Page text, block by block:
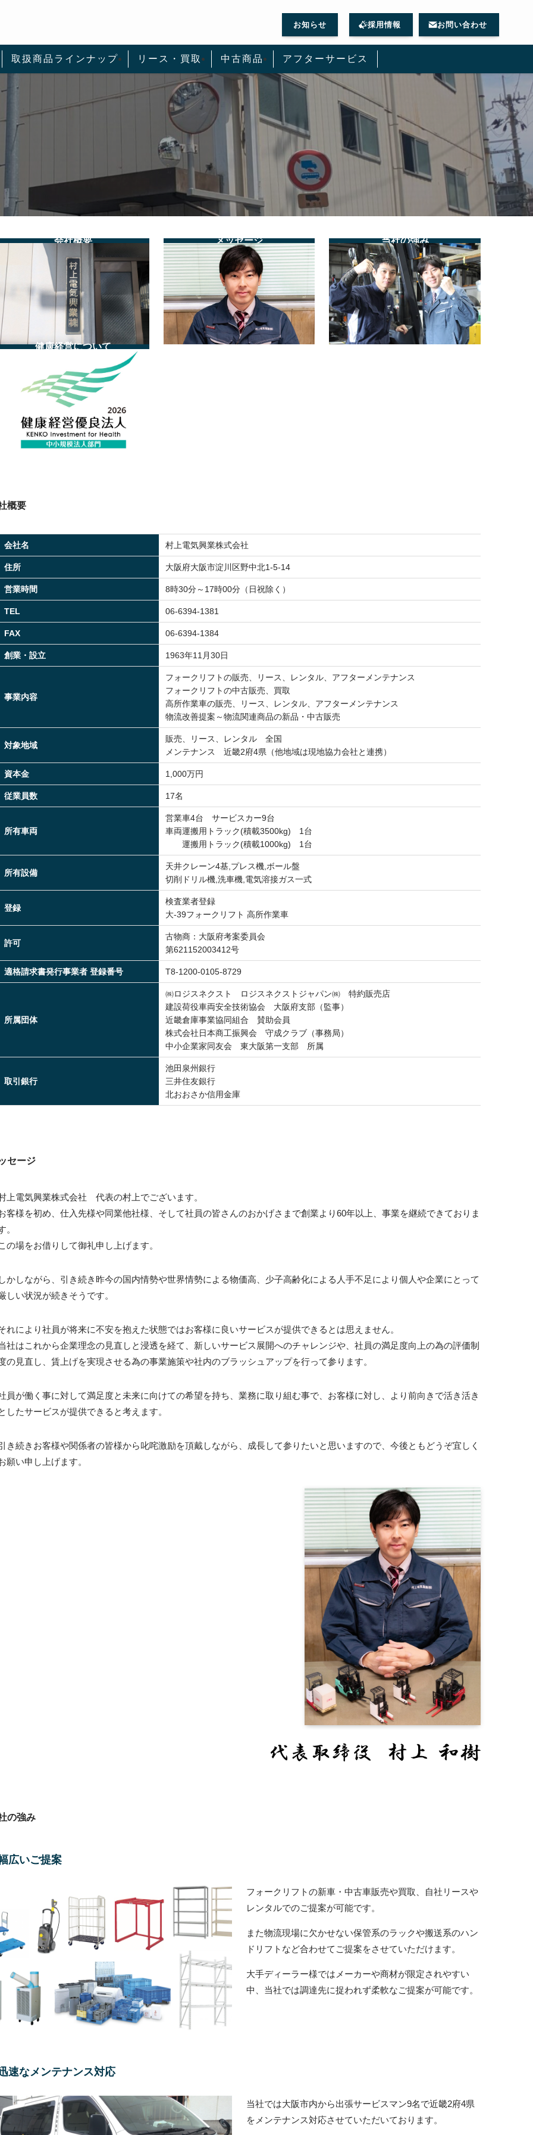
取扱商品ラインナップ リース・買取 中古商品 アフターサービス
お知らせ 採用情報 お問い合わせ
会社概要 メッセージ
グ
ル
ー
プ
リ
ン
ク
当社の強み
グ
ル
ー
プ
リ
ン
ク
健康経営について
概要
会社名 村上電気興業株式会社
住所 大阪府大阪市淀川区野中北1-5-14
営業時間 8時30分～17時00分（日祝除く）
TEL 06-6394-1381
FAX 06-6394-1384
創業・設立 1963年11月30日
事業内容
フォークリフトの販売、リース、レンタル、アフターメンテナンス
フォークリフトの中古販売、買取
高所作業車の販売、リース、レンタル、アフターメンテナンス
物流改善提案～物流関連商品の新品・中古販売
対象地域
販売、リース、レンタル 全国
メンテナンス 近畿2府4県（他地域は現地協力会社と連携）
資本金 1,000万円
従業員数 17名
所有車両
営業車4台 サービスカー9台
車両運搬用トラック(積載3500kg) 1台
運搬用トラック(積載1000kg) 1台
所有設備
天井クレーン4基,プレス機,ボール盤
切削ドリル機,洗車機,電気溶接ガス一式
登録
検査業者登録
大-39フォークリフト 高所作業車
許可
古物商：大阪府考案委員会
第621152003412号
適格請求書発行事業者 登録番号 T8-1200-0105-8729
所属団体
㈱ロジスネクスト ロジスネクストジャパン㈱ 特約販売店
建設荷役車両安全技術協会 大阪府支部（監事）
近畿倉庫事業協同組合 賛助会員
株式会社日本商工振興会 守成クラブ（事務局）
中小企業家同友会 東大阪第一支部 所属
取引銀行
池田泉州銀行
三井住友銀行
北おおさか信用金庫
セージ
上電気興業株式会社 代表の村上でございます。
客様を初め、仕入先様や同業他社様、そして社員の皆さんのおかげさまで創業より60年以上、事業を継続できておりま
。
の場をお借りして御礼申し上げます。
かしながら、引き続き昨今の国内情勢や世界情勢による物価高、少子高齢化による人手不足により個人や企業にとって
しい状況が続きそうです。
れにより社員が将来に不安を抱えた状態ではお客様に良いサービスが提供できるとは思えません。
社はこれから企業理念の見直しと浸透を経て、新しいサービス展開へのチャレンジや、社員の満足度向上の為の評価制
の見直し、賃上げを実現させる為の事業施策や社内のブラッシュアップを行って参ります。
員が働く事に対して満足度と未来に向けての希望を持ち、業務に取り組む事で、お客様に対し、より前向きで活き活き
したサービスが提供できると考えます。
き続きお客様や関係者の皆様から叱咤激励を頂戴しながら、成長して参りたいと思いますので、今後ともどうぞ宜しく
願い申し上げます。
の強み
広いご提案
フォークリフトの新車・中古車販売や買取、自社リースや
レンタルでのご提案が可能です。
また物流現場に欠かせない保管系のラックや搬送系のハン
ドリフトなど合わせてご提案をさせていただけます。
大手ディーラー様ではメーカーや商材が限定されやすい
中、当社では調達先に捉われず柔軟なご提案が可能です。
速なメンテナンス対応
当社では大阪市内から出張サービスマン9名で近畿2府4県
をメンテナンス対応させていただいております。